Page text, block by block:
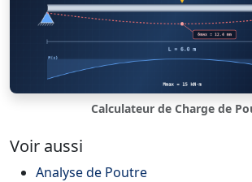
Calculateur de Charge de
Voir aussi
Analyse de Poutre